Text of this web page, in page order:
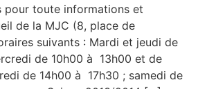
pour toute informations et
de la MJC (8, place de
suivants : Mardi et jeudi de
de 10h00 à 13h00 et de
de 14h00 à 17h30 ; samedi de